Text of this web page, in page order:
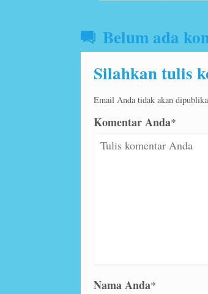
Belum ada
Silahkan tulis
Email Anda tidak akan
Komentar Anda*
Nama Anda*